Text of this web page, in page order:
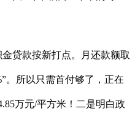
贷款按新打点。月还款额取
。所以只需首付够了，正在
万元/平方米！二是明白政